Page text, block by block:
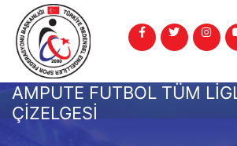
AMPUTE FUTBOL TÜM
ÇİZELGESİ